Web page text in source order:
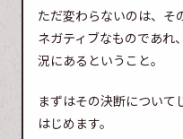
ただ変わらないのは、そ
ネガティブなものであれ
況にあるということ。
まずはその決断について
はじめます。